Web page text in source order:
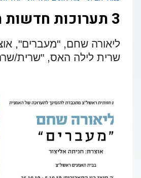
3 תערוכות חדשות תפתחנה בבית האמנים ראשל"צ
ליאורה שחם, "מעברים",
שרית לילה האס, "שרית/